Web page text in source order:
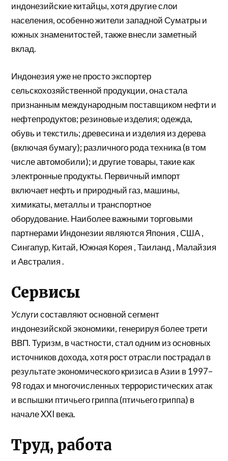
индонезийские китайцы, хотя другие слои
населения, особенно жители западной Суматры и
южных знаменитостей, также внесли заметный
вклад.
Индонезия уже не просто экспортер
сельскохозяйственной продукции, она стала
признанным международным поставщиком нефти и
нефтепродуктов; резиновые изделия; одежда,
обувь и текстиль; древесина и изделия из дерева
(включая бумагу); различного рода техника (в том
числе автомобили); и другие товары, такие как
электронные продукты. Первичный импорт
включает нефть и природный газ, машины,
химикаты, металлы и транспортное
оборудование. Наиболее важными торговыми
партнерами Индонезии являются Япония ,США,
Сингапур, Китай, Южная Корея ,Таиланд , Малайзия
иАвстралия.
Сервисы
Услуги составляют основной сегмент
индонезийской экономики, генерируя более трети
ВВП. Туризм, в частности, стал одним из основных
источников дохода, хотя рост отрасли пострадал в
результате экономического кризиса в Азии в 1997–
98 годах и многочисленных террористических атак
и вспышки птичьего гриппа(птичьего гриппа) в
начале XXI века.
Труд, работа